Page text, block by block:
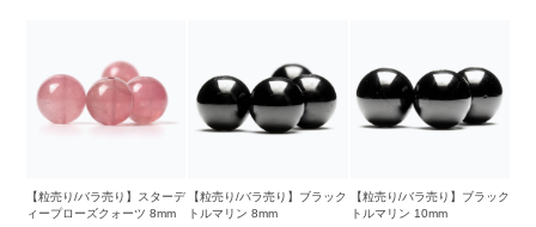
【粒売り/バラ売り】スターデ
ィープローズクォーツ 8mm
【粒売り/バラ売り】ブラック
トルマリン 8mm
【粒売り/バラ売り】ブラック
トルマリン 10mm